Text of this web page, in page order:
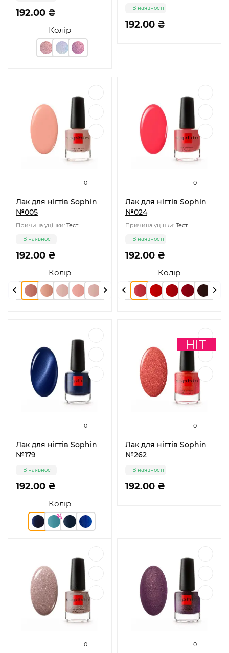
Колір
192.00 ₴
192.00 ₴
В наявності
0
Лак для нігтів Sophin
№005
Причина уцінки: Тест
Колір
192.00 ₴
В наявності
0
Лак для нігтів Sophin
№024
Причина уцінки: Тест
Колір
192.00 ₴
В наявності
0
Лак для нігтів Sophin
№179
Колір
192.00 ₴
В наявності
0
Лак для нігтів Sophin
№262
192.00 ₴
В наявності
0 0